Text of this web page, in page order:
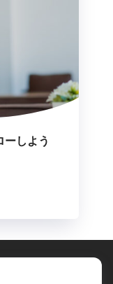
ーしよう